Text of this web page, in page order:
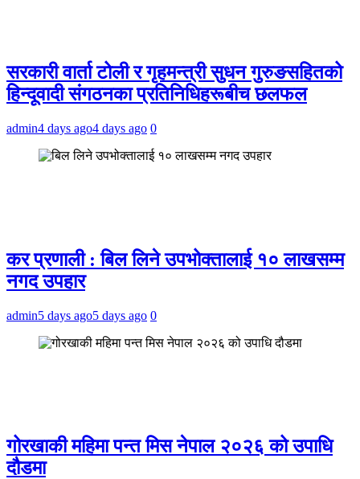
सरकारी वार्ता टोली र गृहमन्त्री सुधन गुरुङसहितको
हिन्दूवादी संगठनका प्रतिनिधिहरूबीच छलफल
admin4 days ago4 days ago 0
कर प्रणाली : बिल लिने उपभोक्तालाई १० लाखसम्म
नगद उपहार
admin5 days ago5 days ago 0
गोरखाकी महिमा पन्त मिस नेपाल २०२६ को उपाधि
दौडमा